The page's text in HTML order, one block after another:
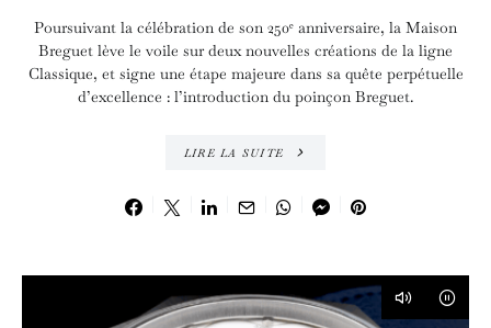
Poursuivant la célébration de son 250ᵉ anniversaire, la Maison
Breguet lève le voile sur deux nouvelles créations de la ligne
Classique, et signe une étape majeure dans sa quête perpétuelle
d’excellence : l’introduction du poinçon Breguet.
LIRE LA SUITE